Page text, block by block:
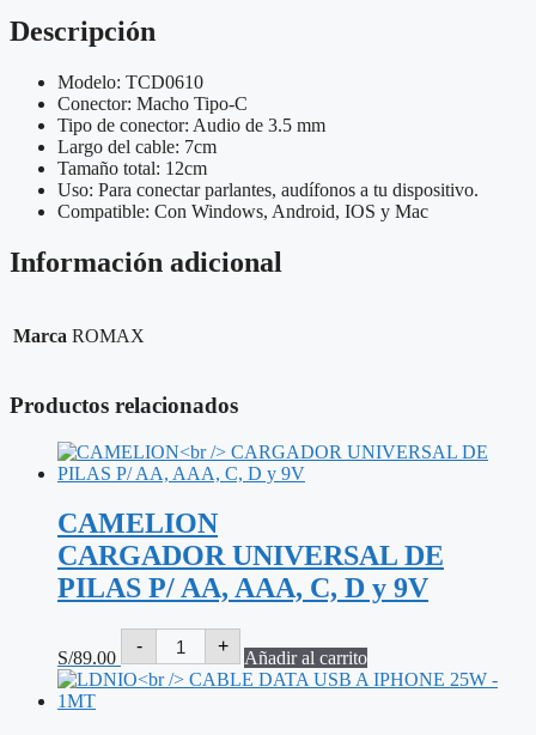
PARA
AUDIFONOS
Descripción
Modelo: TCD0610
Conector: Macho Tipo-C
Tipo de conector: Audio de 3.5 mm
Largo del cable: 7cm
Tamaño total: 12cm
Uso: Para conectar parlantes, audífonos a tu dispositivo.
Compatible: Con Windows, Android, IOS y Mac
Información adicional
Marca ROMAX
Productos relacionados
CAMELION
CARGADOR UNIVERSAL DE
PILAS P/ AA, AAA, C, D y 9V
S/89.00
-
CAMELION
CARGADOR
UNIVERSAL
DE
+
Añadir al carrito